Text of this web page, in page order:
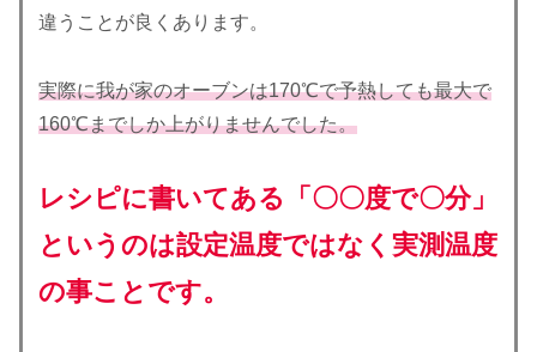
違うことが良くあります。
実際に我が家のオーブンは170℃で予熱しても最大で
160℃までしか上がりませんでした。
レシピに書いてある「〇〇度で〇分」
というのは設定温度ではなく実測温度
の事ことです。